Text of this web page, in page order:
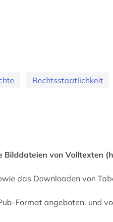
Rechtsstaatlichkeit
Bilddateien von Volltexten
das Downloaden von
Format angeboten. und